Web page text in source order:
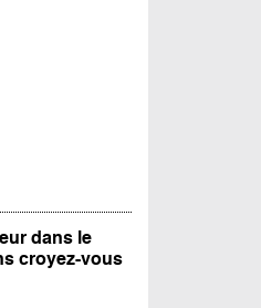
dans le
croyez-vous